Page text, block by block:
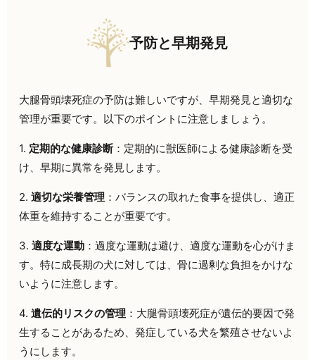
予防と早期発見
大腿骨頭壊死症の予防は難しいですが、早期発見と適切な
管理が重要です。以下のポイントに注意しましょう。
1. 定期的な健康診断：定期的に獣医師による健康診断を受
け、早期に異常を発見します。
2.適切な栄養管理 ：バランスの取れた食事を提供し、適正
体重を維持することが重要です。
3.適度な運動 ：過度な運動は避け、適度な運動を心がけま
す。特に成長期の犬に対しては、骨に過剰な負担をかけな
いように注意します。
4.遺伝的リスクの管理 ：大腿骨頭壊死症が遺伝的要因で発
生することがあるため、発症している犬を繁殖させないよ
うにします。